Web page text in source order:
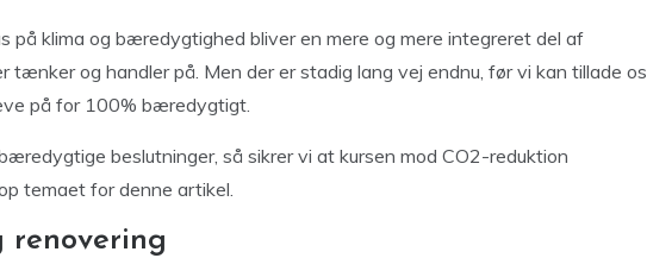
på klima og bæredygtighed bliver en mere og mere integreret del af
tænker og handler på. Men der er stadig lang vej endnu, før vi kan tillade os
på for 100% bæredygtigt.
beslutninger, så sikrer vi at kursen mod CO2-reduktion
temaet for denne artikel.